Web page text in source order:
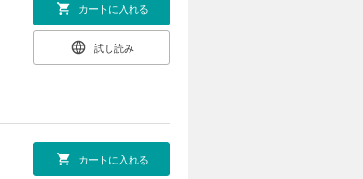
カートに入れる
試し読み
カートに入れる